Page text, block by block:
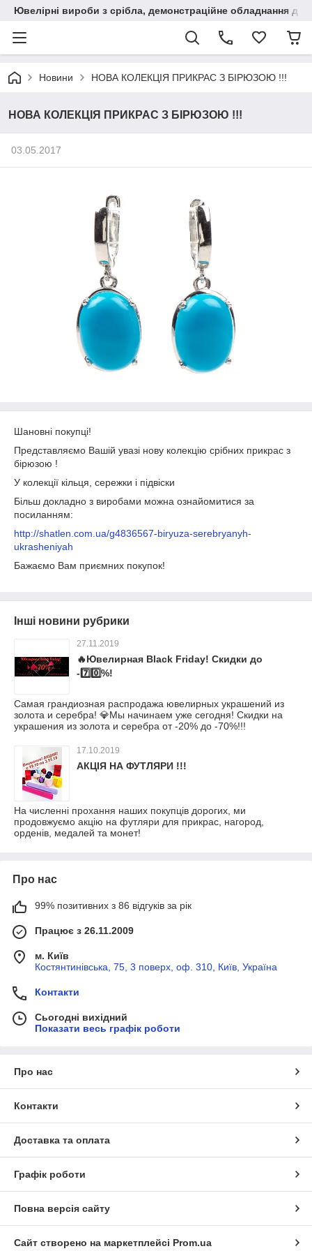
Ювелірні вироби з срібла, демонстраційне обладнання
Новини НОВА КОЛЕКЦІЯ ПРИКРАС З БІРЮЗОЮ !!!
НОВА КОЛЕКЦІЯ ПРИКРАС З БІРЮЗОЮ !!!
03.05.2017
Шановні покупці!
Представляємо Вашій увазі нову колекцію срібних прикрас з
бірюзою !
У колекції кільця, сережки і підвіски
Більш докладно з виробами можна ознайомитися за
посиланням:
http://shatlen.com.ua/g4836567-biryuza-serebryanyh-
ukrasheniyah
Бажаємо Вам приємних покупок!
Інші новини рубрики
27.11.2019
🔥Ювелирная Black Friday! Скидки до
-7️⃣0️⃣%!
Самая грандиозная распродажа ювелирных украшений из
золота и серебра! 💎Мы начинаем уже сегодня! Скидки на
украшения из золота и серебра от -20% до -70%!!!
17.10.2019
АКЦІЯ НА ФУТЛЯРИ !!!
На численні прохання наших покупців дорогих, ми
продовжуємо акцію на футляри для прикрас, нагород,
орденів, медалей та монет!
Про нас
99% позитивних з 86 відгуків за рік
Працює з 26.11.2009
м. Київ
Костянтинівська, 75, 3 поверх, оф. 310, Київ, Україна
Контакти
Сьогодні вихідний
Показати весь графік роботи
Про нас
Контакти
Доставка та оплата
Графік роботи
Повна версія сайту
Сайт створено на маркетплейсі Prom.ua